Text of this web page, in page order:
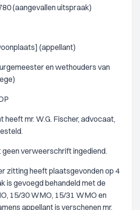
(aangevallen uitspraak)
(appellant)
en wethouders van
heeft mr. W.G. Fischer, advocaat,
verweerschrift ingediend.
zitting heeft plaatsgevonden op 4
is gevoegd behandeld met de
15/30 WMO, 15/31 WMO en
appellant is verschenen mr.